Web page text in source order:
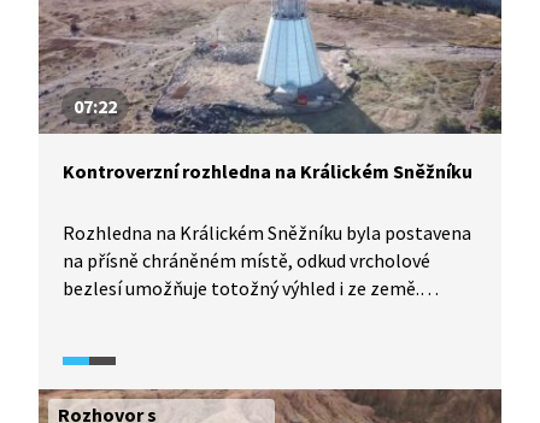
07:22
Kontroverzní rozhledna na Králickém Sněžníku
Rozhledna na Králickém Sněžníku byla postavena
na přísně chráněném místě, odkud vrcholové
bezlesí umožňuje totožný výhled i ze země.
negativních dopadů na unikátní ekosystémy kvůli
počtu turistů, které rozhledna může přilákat.
Rozhovor s